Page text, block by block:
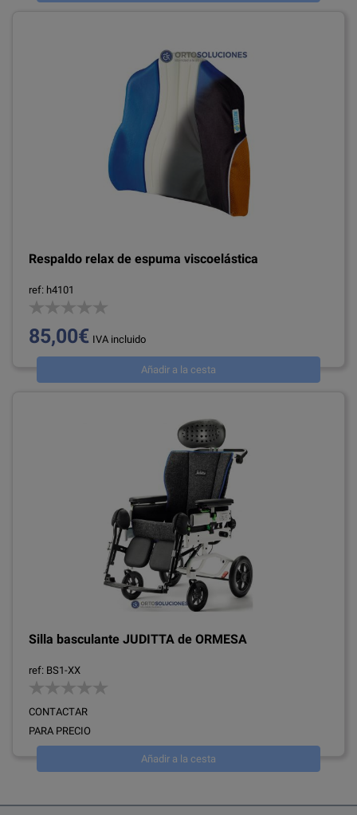
Respaldo relax de espuma viscoelástica
ref: h4101
85,00€ IVA incluido
Añadir a la cesta
Silla basculante JUDITTA de ORMESA
ref: BS1-XX
CONTACTAR
PARA PRECIO
Añadir a la cesta